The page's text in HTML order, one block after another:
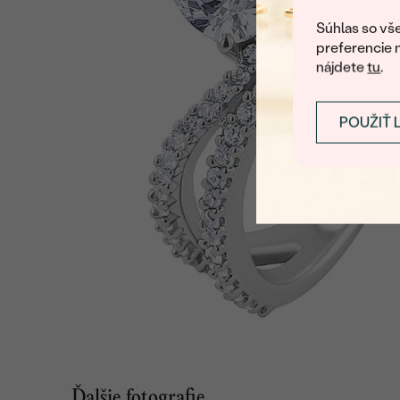
Súhlas so
preferencie
nájdetetu.
POUŽIŤ